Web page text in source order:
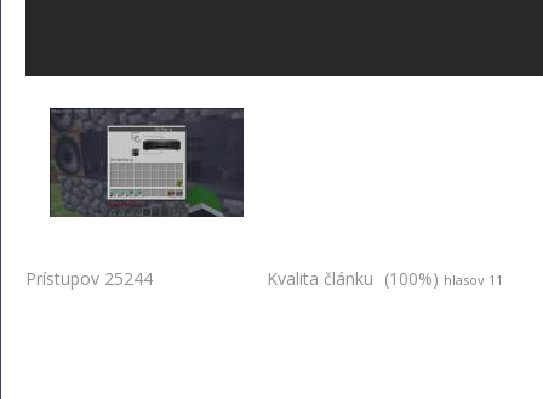
Prístupov 25244 Kvalita článku (100%) hlasov 11